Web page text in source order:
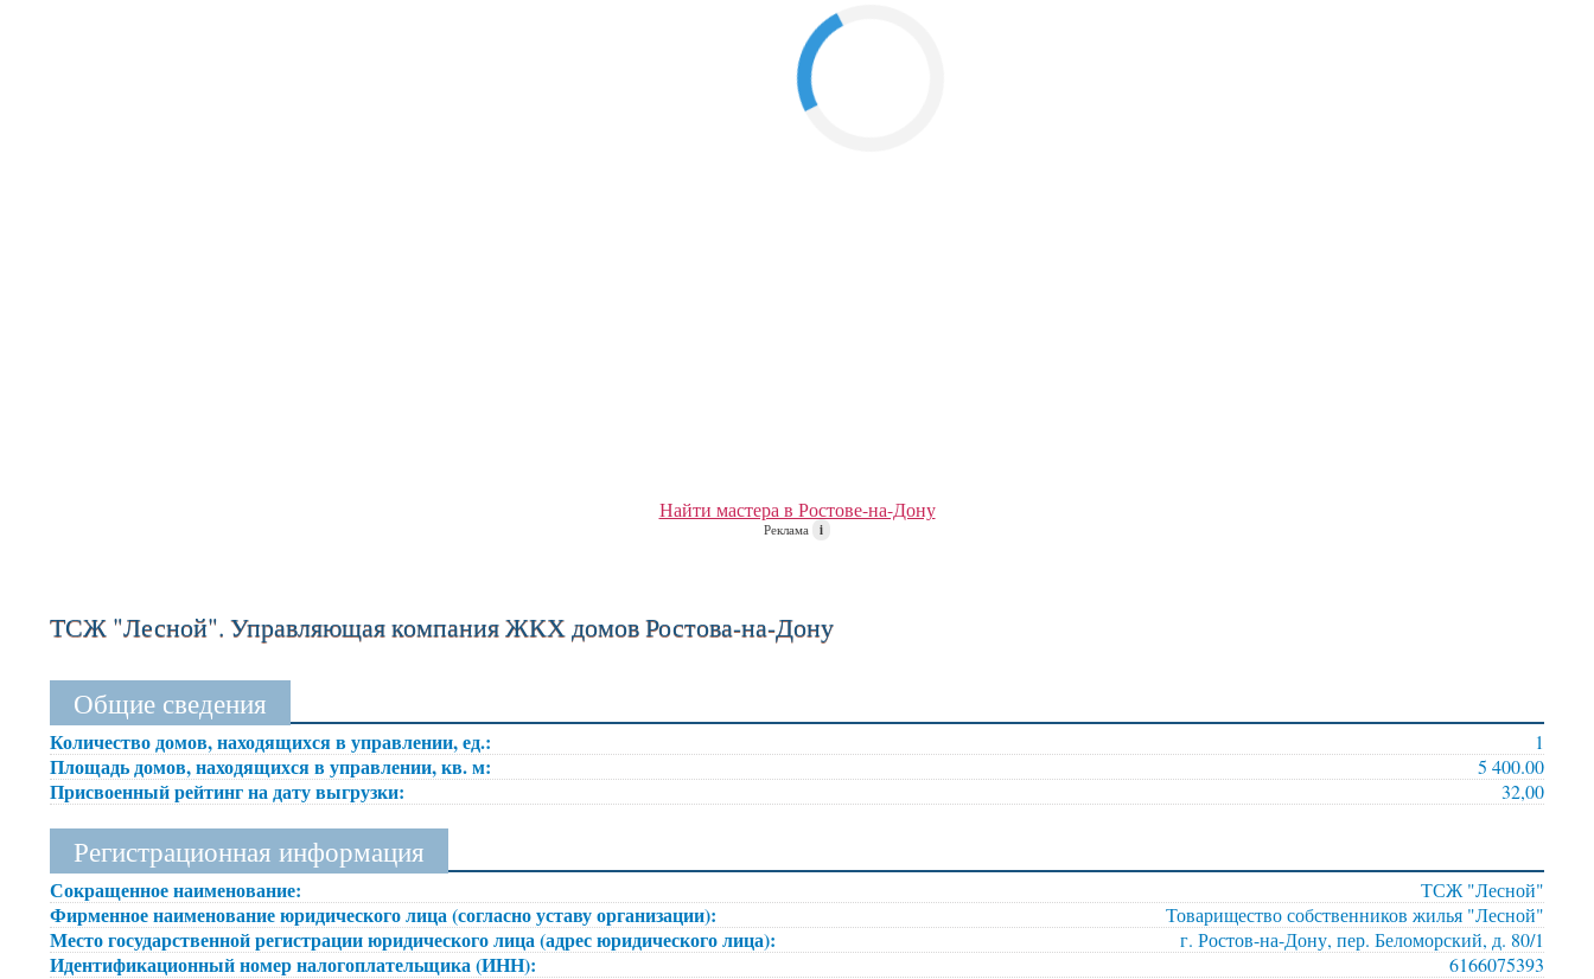
Найти мастера в Ростове-на-Дону
Реклама i
ТСЖ "Лесной". Управляющая компания ЖКХ домов Ростова-на-Дону
Общие сведения
Количество домов, находящихся в управлении, ед.: 1
Площадь домов, находящихся в управлении, кв. м: 5 400.00
Присвоенный рейтинг на дату выгрузки: 32,00
Регистрационная информация
Сокращенное наименование: ТСЖ "Лесной"
Фирменное наименование юридического лица (согласно уставу организации): Товарищество собственников жилья "Лесной"
Место государственной регистрации юридического лица (адрес юридического лица): г. Ростов-на-Дону, пер. Беломорский, д. 80/1
Идентификационный номер налогоплательщика (ИНН): 6166075393